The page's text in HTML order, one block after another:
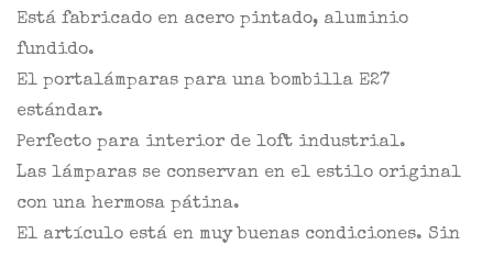
Está fabricado en acero pintado, aluminio
fundido.
El portalámparas para una bombilla E27
estándar.
Perfecto para interior de loft industrial.
Las lámparas se conservan en el estilo original
con una hermosa pátina.
El artículo está en muy buenas condiciones. Sin